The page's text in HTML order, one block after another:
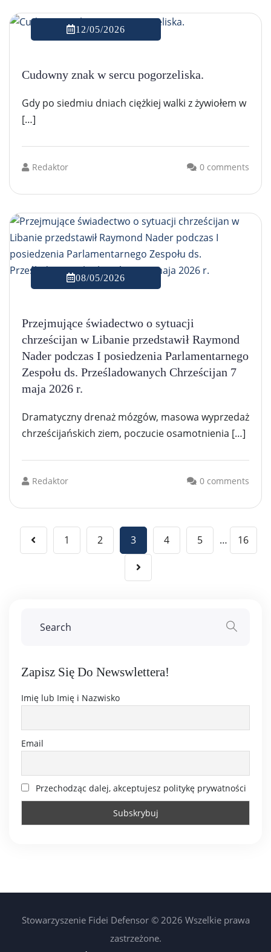
12/05/2026
Cudowny znak w sercu pogorzeliska.
Gdy po siedmiu dniach ciężkiej walki z żywiołem w
[…]
Redaktor 0 comments
08/05/2026
Przejmujące świadectwo o sytuacji
chrześcijan w Libanie przedstawił Raymond
Nader podczas I posiedzenia Parlamentarnego
Zespołu ds. Prześladowanych Chrześcijan 7
maja 2026 r.
Dramatyczny drenaż mózgów, masowa wyprzedaż
chrześcijańskich ziem, poczucie osamotnienia […]
Redaktor 0 comments
Stronicowanie
1 2 3 4 5 … 16
Zapisz Się Do Newswlettera!
Imię lub Imię i Nazwisko
Email
Przechodząc dalej, akceptujesz politykę prywatności
Stowarzyszenie Fidei Defensor © 2026 Wszelkie prawa
zastrzeżone.